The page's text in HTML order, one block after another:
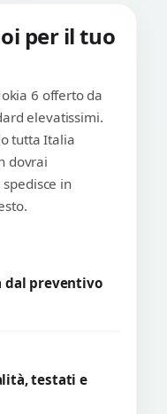
per il tuo
6 offerto da
elevatissimi.
tutta Italia
dovrai
in
dal preventivo
testati e